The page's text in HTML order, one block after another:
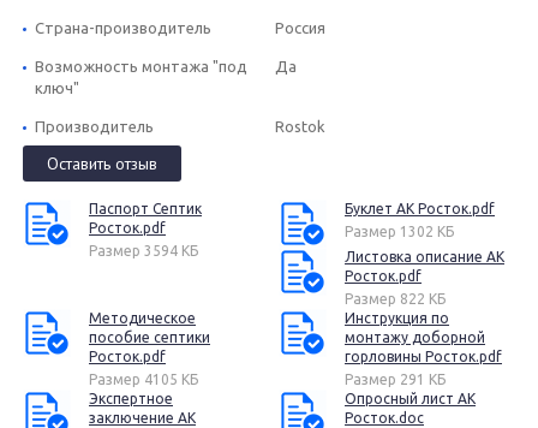
Страна-производитель Россия
Возможность монтажа "под
ключ"
Да
Производитель Rostok
Оставить отзыв
Паспорт Септик
Росток.pdf
Размер 3594 КБ
Буклет АК Росток.pdf
Размер 1302 КБ
Листовка описание АК
Росток.pdf
Размер 822 КБ
Методическое
пособие септики
Росток.pdf
Размер 4105 КБ
Инструкция по
монтажу доборной
горловины Росток.pdf
Размер 291 КБ
Экспертное
заключение АК
Опросный лист АК
Росток.doc